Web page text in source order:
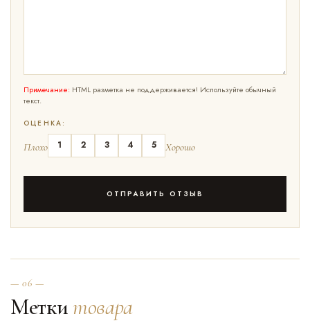
Примечание: HTML разметка не поддерживается! Используйте обычный
текст.
ОЦЕНКА:
Плохо 1 2 3 4 5 Хорошо
ОТПРАВИТЬ ОТЗЫВ
— 06 —
Метки товара